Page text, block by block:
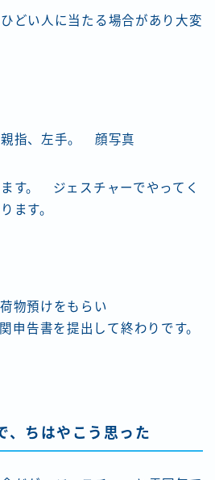
どい人に当たる場合があり大変
指、左手。 顔写真
す。 ジェスチャーでやってく
ます。
物預けをもらい
申告書を提出して終わりです。
、ちはやこう思った